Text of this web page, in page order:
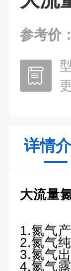
参考价：
详情
大流量
1.氮
2.氮
3.氮气
4.氮